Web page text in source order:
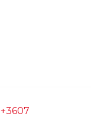
+3607